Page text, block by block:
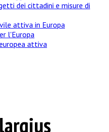
dei cittadini e misure di
attiva in Europa
l'Europa
attiva